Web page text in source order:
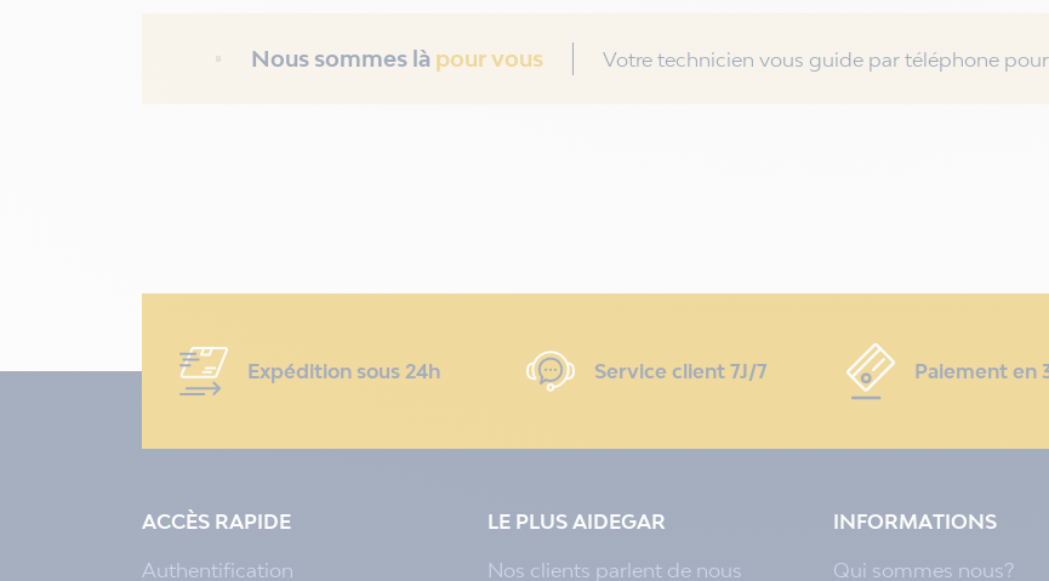
Nous sommes là pour vous Votre technicien vous guide par téléphone
Expédition sous 24h Service client 7J/7 Paiement en
ACCÈS RAPIDE
Authentification
LE PLUS AIDEGAR
Nos clients parlent de nous
INFORMATIONS
Qui sommes nous?